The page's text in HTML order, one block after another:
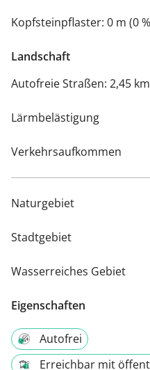
Kopfsteinpflaster: 0 m (0
Landschaft
Autofreie Straßen: 2,45
Lärmbelästigung
Verkehrsaufkommen
Naturgebiet
Stadtgebiet
Wasserreiches Gebiet
Eigenschaften
Autofrei
Erreichbar mit